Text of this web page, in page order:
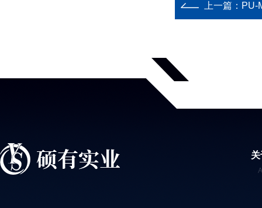
上一篇： PU-